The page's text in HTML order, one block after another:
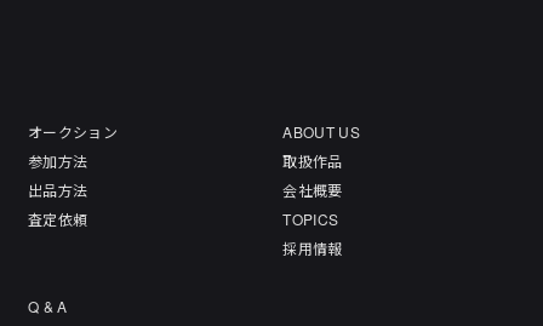
オークション
参加方法
出品方法
査定依頼
ABOUT US
取扱作品
会社概要
TOPICS
採用情報
Q & A